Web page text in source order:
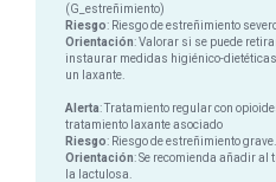
(G_estreñimiento)
Riesgo: Riesgo de estreñimiento
Orientación: Valorar si se puede
instaurar medidas higiénico-
un laxante.
Alerta: Tratamiento regular con
tratamiento laxante asociado
Riesgo: Riesgo de estreñimiento grave.
Orientación: Se recomienda añadir al
la lactulosa.